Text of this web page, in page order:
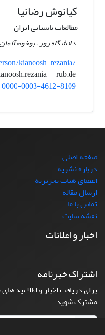
کیانوش رضانیا
مطالعات باستانی ایران
دانشگاه رور ، بوخوم آلمان
kianoosh-rezania/
rub.de
0000-0003-4612-8109
صفحه اصلی
درباره نشریه
اعضای هیات تحریریه
ارسال مقاله
تماس با ما
نقشه سایت
اخبار و اعلانات
اشتراک خبرنامه
برای دریافت اخبار و اطلاعیه
مشترک شوید.